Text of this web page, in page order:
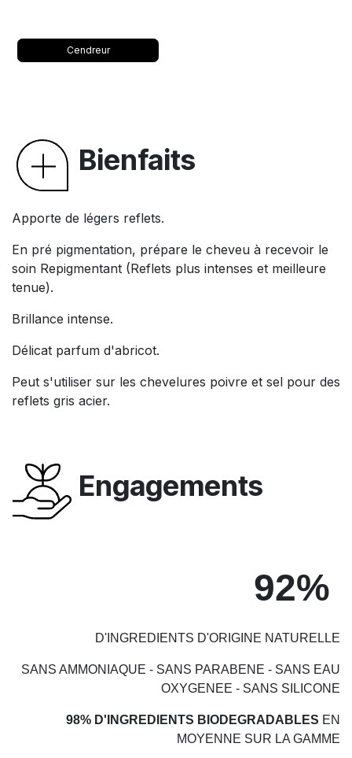
Cendreur
Bienfaits
Apporte de légers reflets.
En pré pigmentation, prépare le cheveu à recevoir le
soin Repigmentant (Reflets plus intenses et meilleure
tenue).
Brillance intense.
Délicat parfum d'abricot.
Peut s'utiliser sur les chevelures poivre et sel pour des
reflets gris acier.
Engagements
92%
D'INGREDIENTS D'ORIGINE NATURELLE
SANS AMMONIAQUE - SANS PARABENE - SANS EAU
OXYGENEE - SANS SILICONE
98% D'INGREDIENTS BIODEGRADABLES EN
MOYENNE SUR LA GAMME